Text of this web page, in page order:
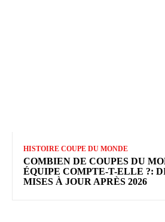
HISTOIRE COUPE DU MONDE
COMBIEN DE COUPES DU
ÉQUIPE COMPTE-T-ELLE ?:
MISES À JOUR APRÈS 2026